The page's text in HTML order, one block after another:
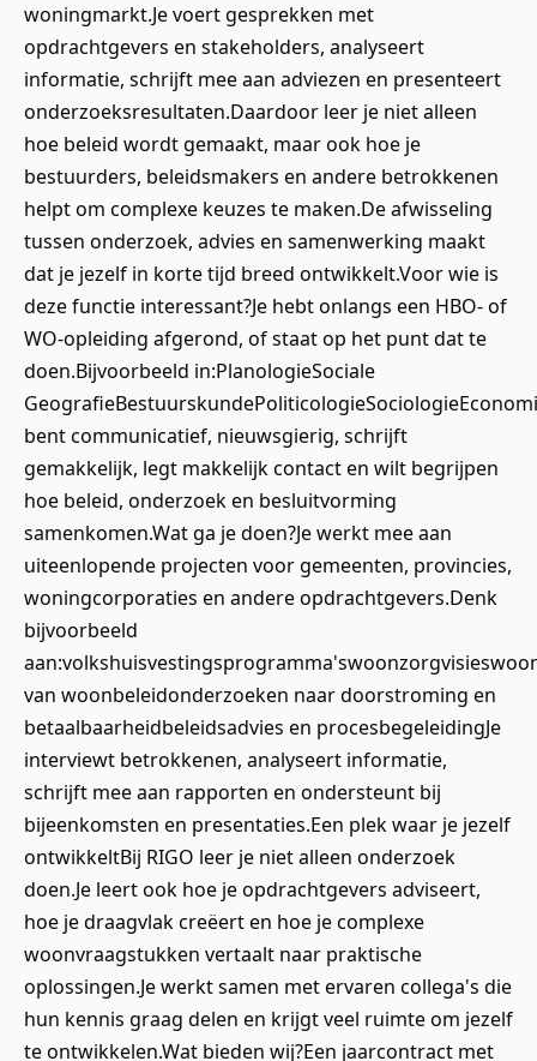
woningmarkt.Je voert gesprekken met
opdrachtgevers en stakeholders, analyseert
informatie, schrijft mee aan adviezen en presenteert
onderzoeksresultaten.Daardoor leer je niet alleen
hoe beleid wordt gemaakt, maar ook hoe je
bestuurders, beleidsmakers en andere betrokkenen
helpt om complexe keuzes te maken.De afwisseling
tussen onderzoek, advies en samenwerking maakt
dat je jezelf in korte tijd breed ontwikkelt.Voor wie is
deze functie interessant?Je hebt onlangs een HBO- of
WO-opleiding afgerond, of staat op het punt dat te
doen.Bijvoorbeeld in:PlanologieSociale
bent communicatief, nieuwsgierig, schrijft
gemakkelijk, legt makkelijk contact en wilt begrijpen
hoe beleid, onderzoek en besluitvorming
samenkomen.Wat ga je doen?Je werkt mee aan
uiteenlopende projecten voor gemeenten, provincies,
woningcorporaties en andere opdrachtgevers.Denk
bijvoorbeeld
van woonbeleidonderzoeken naar doorstroming en
betaalbaarheidbeleidsadvies en procesbegeleidingJe
interviewt betrokkenen, analyseert informatie,
schrijft mee aan rapporten en ondersteunt bij
bijeenkomsten en presentaties.Een plek waar je jezelf
ontwikkeltBij RIGO leer je niet alleen onderzoek
doen.Je leert ook hoe je opdrachtgevers adviseert,
hoe je draagvlak creëert en hoe je complexe
woonvraagstukken vertaalt naar praktische
oplossingen.Je werkt samen met ervaren collega's die
hun kennis graag delen en krijgt veel ruimte om jezelf
te ontwikkelen.Wat bieden wij?Een jaarcontract met